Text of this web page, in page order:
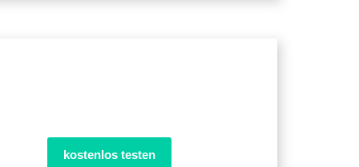
kostenlos testen